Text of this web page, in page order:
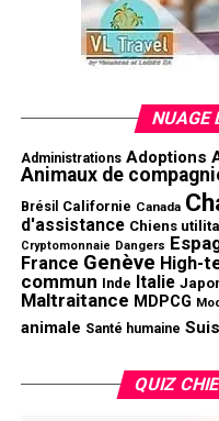
NUAGE
Administrations Adoptions
Animaux de
Brésil Californie Canada
d'assistance Chiens
Cryptomonnaie Dangers
France Genève High-
commun Inde Italie
Maltraitance MDPCG
animale Santé humaine
QUIZ